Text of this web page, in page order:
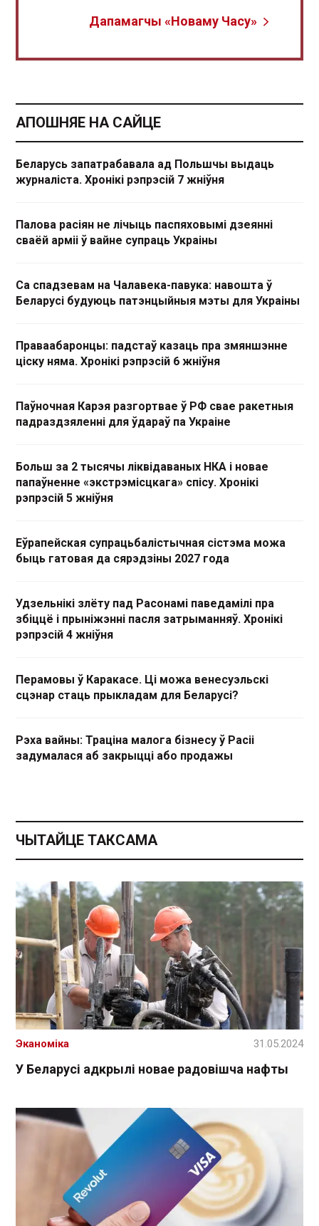
Дапамагчы «Новаму Часу»
АПОШНЯЕ НА САЙЦЕ
Беларусь запатрабавала ад Польшчы выдаць
журналіста. Хронікі рэпрэсій 7 жніўня
Палова расіян не лічыць паспяховымі дзеянні
сваёй арміі ў вайне супраць Украіны
Са спадзевам на Чалавека-павука: навошта ў
Беларусі будуюць патэнцыйныя мэты для Украіны
Праваабаронцы: падстаў казаць пра змяншэнне
ціску няма. Хронікі рэпрэсій 6 жніўня
Паўночная Карэя разгортвае ў РФ свае ракетныя
падраздзяленні для ўдараў па Украіне
Больш за 2 тысячы ліквідаваных НКА і новае
папаўненне «экстрэмісцкага» спісу. Хронікі
рэпрэсій 5 жніўня
Еўрапейская супрацьбалістычная сістэма можа
быць гатовая да сярэдзіны 2027 года
Удзельнікі злёту пад Расонамі паведамілі пра
збіццё і прыніжэнні пасля затрыманняў. Хронікі
рэпрэсій 4 жніўня
Перамовы ў Каракасе. Ці можа венесуэльскі
сцэнар стаць прыкладам для Беларусі?
Рэха вайны: Траціна малога бізнесу ў Расіі
задумалася аб закрыцці або продажы
ЧЫТАЙЦЕ ТАКСАМА
У Беларусі адкрылі новае радовішча нафты
Эканоміка 31.05.2024